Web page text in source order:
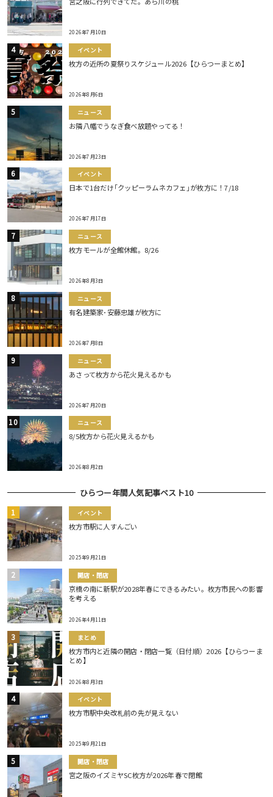
2026年7月10日
イベント
枚方の近所の夏祭りスケジュール2026【ひらつーまとめ】
2026年8月6日
ニュース
お隣八幡でうなぎ食べ放題やってる！
2026年7月23日
イベント
日本で1台だけ｢クッピーラムネカフェ｣が枚方に！7/18
2026年7月17日
ニュース
枚方モールが全館休館。8/26
2026年8月3日
ニュース
有名建築家･安藤忠雄が枚方に
2026年7月8日
ニュース
あさって枚方から花火見えるかも
2026年7月20日
ニュース
8/5枚方から花火見えるかも
2026年8月2日
ひらつー年間人気記事ベスト10
イベント
枚方市駅に人すんごい
2025年9月21日
開店・閉店
京橋の南に新駅が2028年春にできるみたい。枚方市民への影響
を考える
2026年4月11日
まとめ
枚方市内と近隣の開店・閉店一覧（日付順）2026【ひらつーま
とめ】
2026年8月3日
イベント
枚方市駅中央改札前の先が見えない
2025年9月21日
開店・閉店
宮之阪のイズミヤSC枚方が2026年春で閉館